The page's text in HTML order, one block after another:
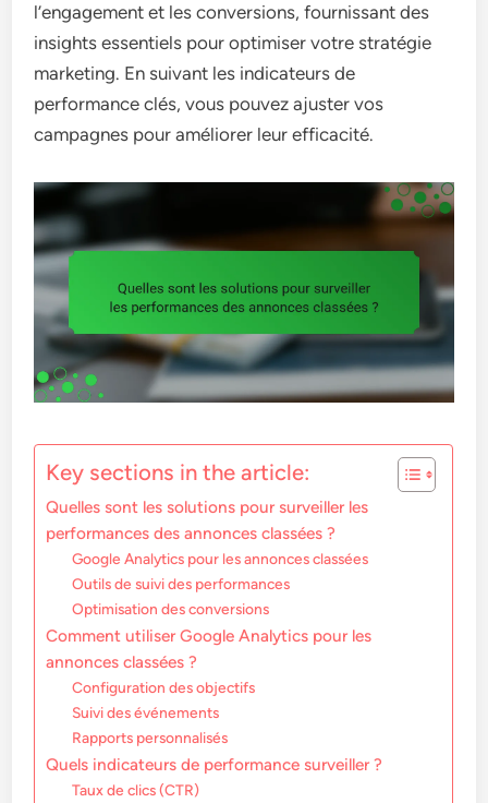
l’engagement et les conversions, fournissant des
insights essentiels pour optimiser votre stratégie
marketing. En suivant les indicateurs de
performance clés, vous pouvez ajuster vos
campagnes pour améliorer leur efficacité.
Key sections in the article:
Quelles sont les solutions pour surveiller les
performances des annonces classées ?
Google Analytics pour les annonces classées
Outils de suivi des performances
Optimisation des conversions
Comment utiliser Google Analytics pour les
annonces classées ?
Configuration des objectifs
Suivi des événements
Rapports personnalisés
Quels indicateurs de performance surveiller ?
Taux de clics (CTR)